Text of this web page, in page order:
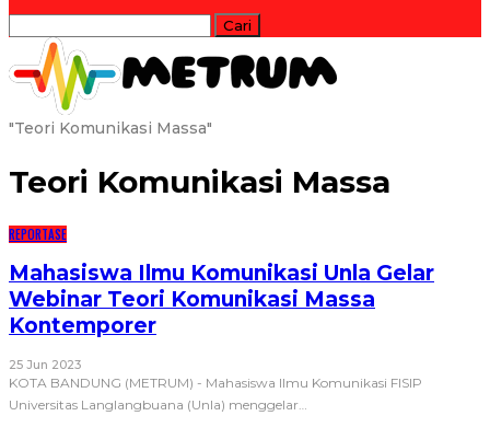
"teori Komunikasi Massa"
Teori Komunikasi Massa
REPORTASE
Mahasiswa Ilmu Komunikasi Unla Gelar
Webinar Teori Komunikasi Massa
Kontemporer
25 Jun 2023
KOTA BANDUNG (METRUM) - Mahasiswa Ilmu Komunikasi FISIP
Universitas Langlangbuana (Unla) menggelar…